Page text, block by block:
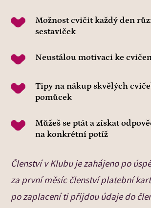
Možnost cvičit každý den
sestaviček
Neustálou motivaci ke
Tipy na nákup skvělých
pomůcek
Můžeš se ptát a získat
na konkrétní potíž
Členství v Klubu je zahájeno po
za první měsíc členství platební
po zaplacení ti přijdou údaje do